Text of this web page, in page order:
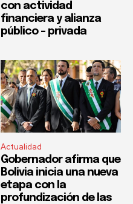
con actividad
financiera y alianza
público – privada
Actualidad
Gobernador afirma que
Bolivia inicia una nueva
etapa con la
profundización de las